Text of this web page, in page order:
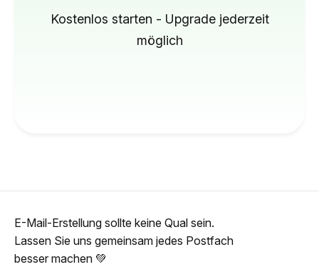
Kostenlos starten - Upgrade jederzeit
möglich
E-Mail-Erstellung sollte keine Qual sein.
Lassen Sie uns gemeinsam jedes Postfach
besser machen 💚